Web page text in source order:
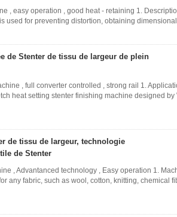
, easy operation , good heat - retaining 1.
used for preventing distortion, obtaining
de Stenter de tissu de largeur de plein
, full converter controlled , strong rail 1.
heat setting stenter finishing machine designed by
de tissu de largeur, technologie
de Stenter
, Advantanced technology , Easy operation 1.
any fabric, such as wool, cotton, knitting, chemical